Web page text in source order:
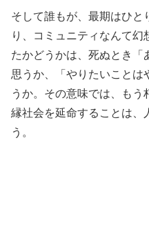
そして誰もが、最期はひと
り、コミュニティなんて幻
たかどうかは、死ぬとき「
思うか、「やりたいことは
うか。その意味では、も
縁社会を延命することは、
う。